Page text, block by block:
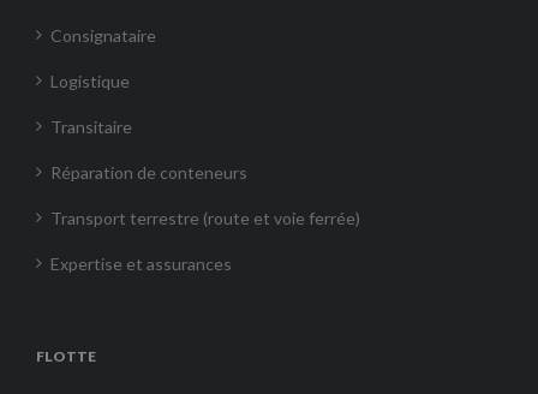
Consignataire
Logistique
Transitaire
Réparation de conteneurs
Transport terrestre (route et voie ferrée)
Expertise et assurances
FLOTTE